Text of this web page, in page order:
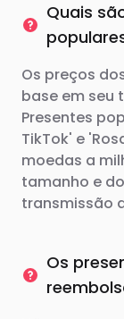
Quais
Os preços
base em seu
Presentes
TikTok' e
moedas a
tamanho e
transmissão
Os